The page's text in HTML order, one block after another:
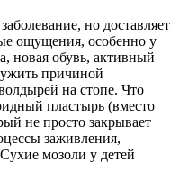
но доставляет
ощущения, особенно у
новая обувь, активный
причиной
на стопе. Что
пластырь (вместо
не просто закрывает
заживления,
мозоли у детей